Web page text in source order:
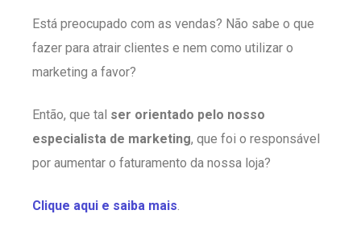
Está preocupado com as vendas? Não sabe o que
fazer para atrair clientes e nem como utilizar o
marketing a favor?
Então, que tal ser orientado pelo nosso
especialista de marketing, que foi o responsável
por aumentar o faturamento da nossa loja?
Clique aqui e saiba mais.